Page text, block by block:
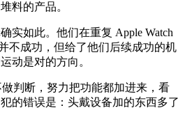
料的产品。
实如此。他们在重复 Apple Watch
不成功，但给了他们后续成功的机
动是对的方向。
判断，努力把功能都加进来，看
的错误是：头戴设备加的东西多了